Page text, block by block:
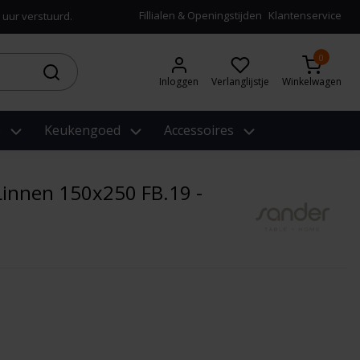
verstuurd. Fillialen & Openingstijden Klantenservice
Inloggen Verlanglijstje
0
Winkelwagen
Keukengoed Accessoires
150x250 FB.19 -